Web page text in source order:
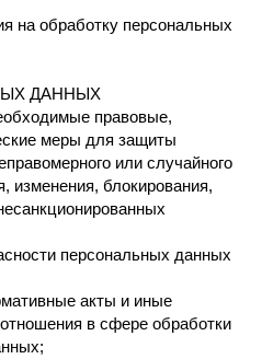
на обработку персональных
ДАННЫХ
правовые,
меры для защиты
или случайного
изменения, блокирования,
персональных данных
акты и иные
в сфере обработки